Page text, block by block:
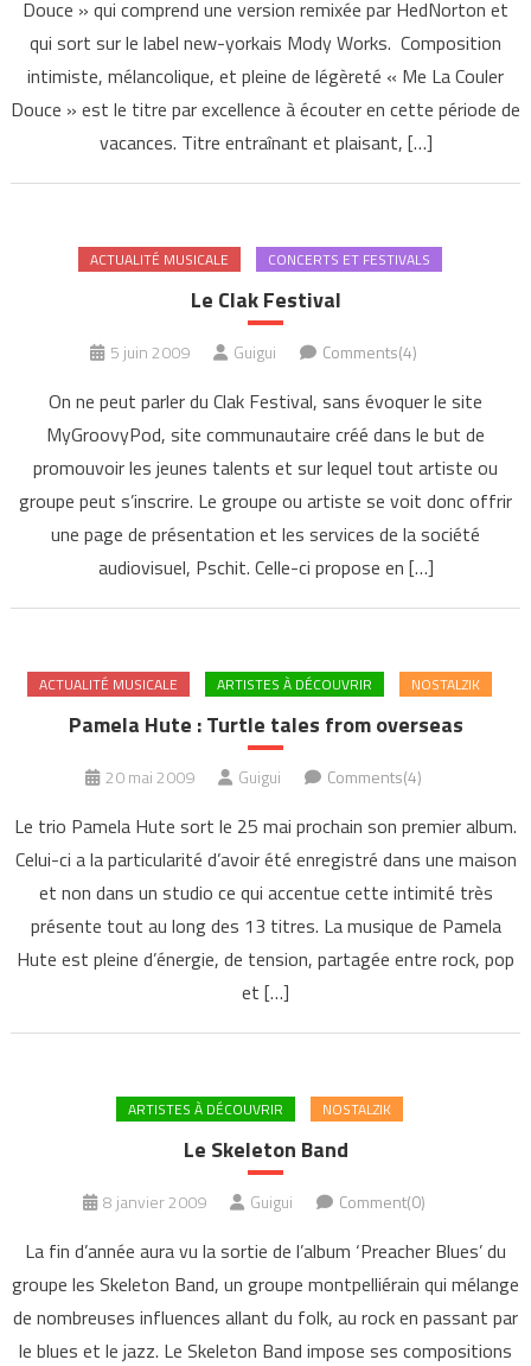
Douce » qui comprend une version remixée par HedNorton et
qui sort sur le label new-yorkais Mody Works. Composition
intimiste, mélancolique, et pleine de légèreté « Me La Couler
Douce » est le titre par excellence à écouter en cette période de
vacances. Titre entraînant et plaisant, […]
ACTUALITÉ MUSICALE CONCERTS ET FESTIVALS
Le Clak Festival
5 juin 2009 Guigui Comments(4)
On ne peut parler du Clak Festival, sans évoquer le site
MyGroovyPod, site communautaire créé dans le but de
promouvoir les jeunes talents et sur lequel tout artiste ou
groupe peut s’inscrire. Le groupe ou artiste se voit donc offrir
une page de présentation et les services de la société
audiovisuel, Pschit. Celle-ci propose en […]
ACTUALITÉ MUSICALE ARTISTES À DÉCOUVRIR NOSTALZIK
Pamela Hute : Turtle tales from overseas
20 mai 2009 Guigui Comments(4)
Le trio Pamela Hute sort le 25 mai prochain son premier album.
Celui-ci a la particularité d’avoir été enregistré dans une maison
et non dans un studio ce qui accentue cette intimité très
présente tout au long des 13 titres. La musique de Pamela
Hute est pleine d’énergie, de tension, partagée entre rock, pop
et […]
ARTISTES À DÉCOUVRIR NOSTALZIK
Le Skeleton Band
8 janvier 2009 Guigui Comment(0)
La fin d’année aura vu la sortie de l’album ‘Preacher Blues’ du
groupe les Skeleton Band, un groupe montpelliérain qui mélange
de nombreuses influences allant du folk, au rock en passant par
le blues et le jazz. Le Skeleton Band impose ses compositions